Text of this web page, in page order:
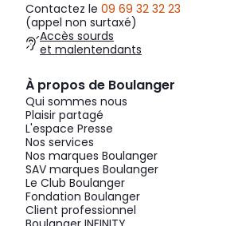
Contactez le 09 69 32 32 23
(appel non surtaxé)
Accès sourds
et malentendants
À propos de Boulanger
Qui sommes nous
Plaisir partagé
L'espace Presse
Nos services
Nos marques Boulanger
SAV marques Boulanger
Le Club Boulanger
Fondation Boulanger
Client professionnel